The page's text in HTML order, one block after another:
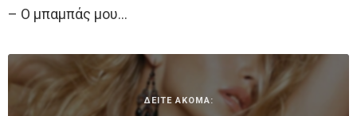
– Ο μπαμπάς μου…
ΔΕΙΤΕ ΑΚΟΜΑ: